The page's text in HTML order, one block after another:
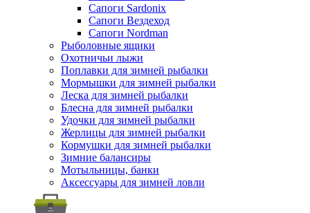
Сапоги Sardonix
Сапоги Вездеход
Сапоги Nordman
Рыболовные ящики
Охотничьи лыжи
Поплавки для зимней рыбалки
Мормышки для зимней рыбалки
Леска для зимней рыбалки
Блесна для зимней рыбалки
Удочки для зимней рыбалки
Жерлицы для зимней рыбалки
Кормушки для зимней рыбалки
Зимние балансиры
Мотыльницы, банки
Аксессуары для зимней ловли